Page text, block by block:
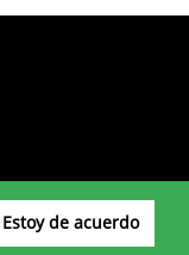
Estoy de acuerdo